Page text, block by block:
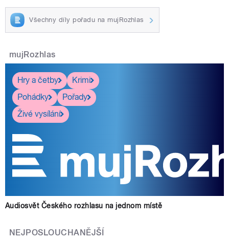
Všechny díly pořadu na mujRozhlas
mujRozhlas
Hry a četby
Krimi
Pohádky
Pořady
Živé vysílání
Audiosvět Českého rozhlasu na jednom místě
NEJPOSLOUCHANĚJŠÍ